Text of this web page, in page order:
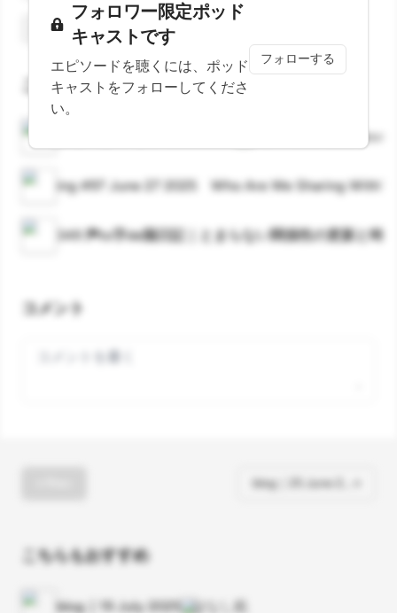
スターをつける
このエピソードに言及しているエピソード
はじめるEchoCampus
ing #97 June 27 2025 Who Are We Sharing With?:
349 声to字de隔日記｜とまらない関係性の更新と時
コメント
Your comment
blog｜25 June 2… »
こちらもおすすめ
blog｜19 July 2025 はなし処
フォロワー限定ポッド
キャストです
エピソードを聴くには、ポッド
キャストをフォローしてくださ
い。
フォローする